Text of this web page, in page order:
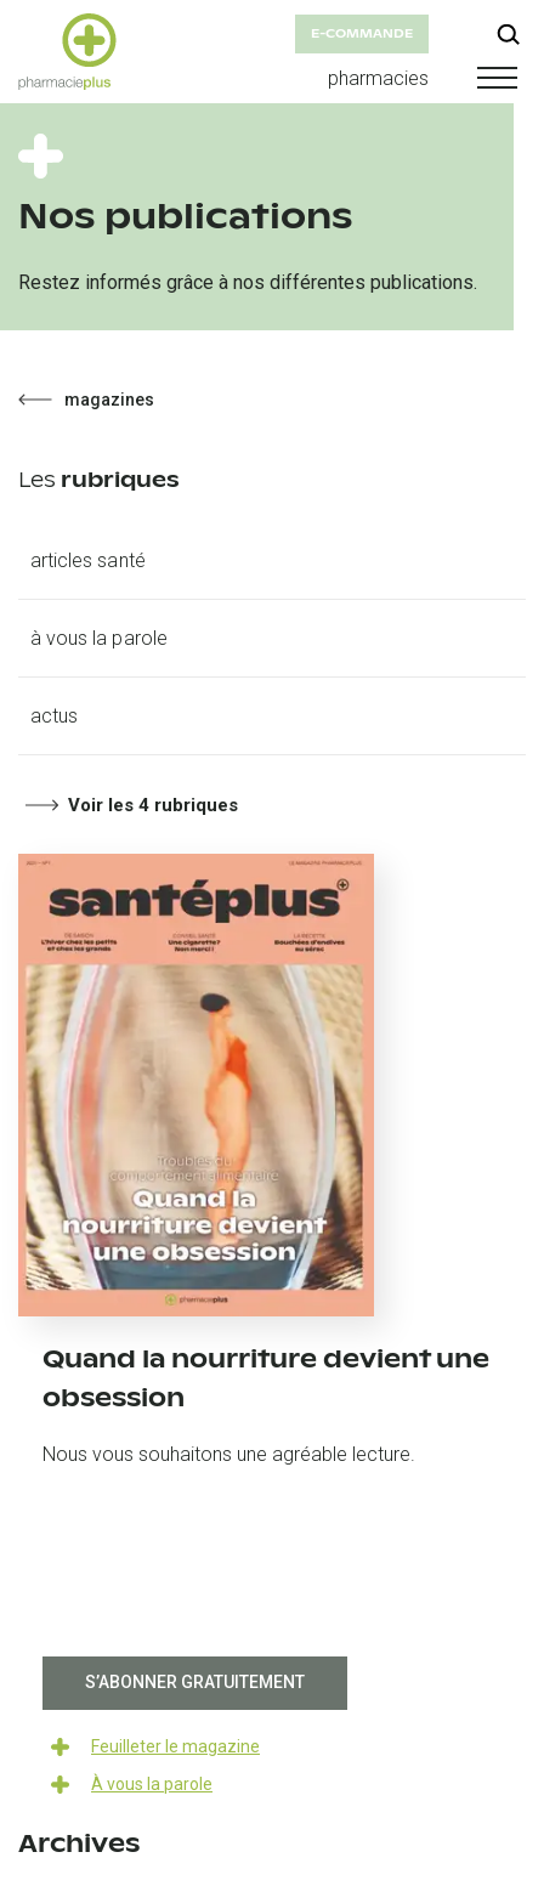
E-COMMANDE
pharmacies
Nos publications
Restez informés grâce à nos différentes publications.
magazines
Les rubriques
articles santé
à vous la parole
actus
Voir les 4 rubriques
Quand la nourriture devient une
obsession
Nous vous souhaitons une agréable lecture.
S’ABONNER GRATUITEMENT
Feuilleter le magazine
À vous la parole
Archives